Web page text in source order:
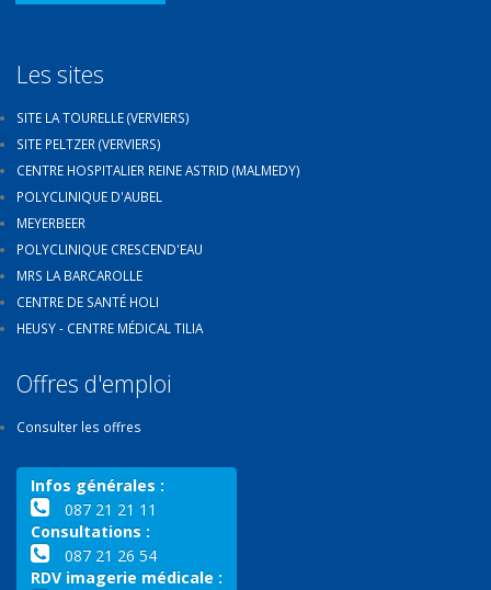
Les sites
SITE LA TOURELLE (VERVIERS)
SITE PELTZER (VERVIERS)
CENTRE HOSPITALIER REINE ASTRID (MALMEDY)
POLYCLINIQUE D'AUBEL
MEYERBEER
POLYCLINIQUE CRESCEND'EAU
MRS LA BARCAROLLE
CENTRE DE SANTÉ HOLI
HEUSY - CENTRE MÉDICAL TILIA
Offres d'emploi
Consulter les offres
Infos générales :
087 21 21 11
Consultations :
087 21 26 54
RDV imagerie médicale :